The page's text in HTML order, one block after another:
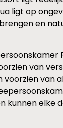
ligt op
en
van
van
kunnen elke